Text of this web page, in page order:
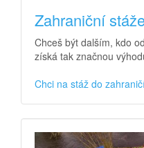
Zahraniční
Chceš být dalším, kdo
získá tak značnou
Chci na stáž do